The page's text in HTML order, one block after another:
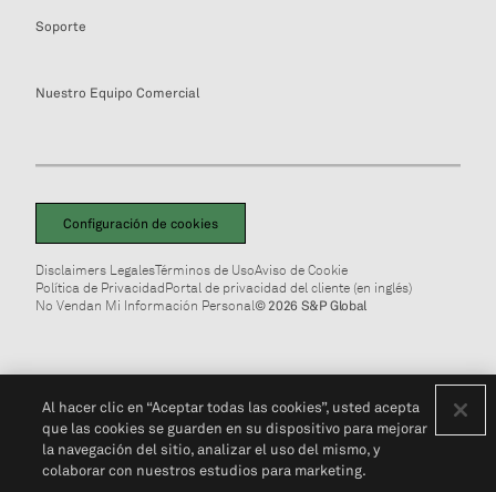
Soporte
Nuestro Equipo Comercial
Configuración de cookies
Disclaimers LegalesTérminos de UsoAviso de Cookie
Política de PrivacidadPortal de privacidad del cliente (en inglés)
No Vendan Mi Información Personal© 2026 S&P Global
Al hacer clic en “Aceptar todas las cookies”, usted acepta
que las cookies se guarden en su dispositivo para mejorar
la navegación del sitio, analizar el uso del mismo, y
colaborar con nuestros estudios para marketing.